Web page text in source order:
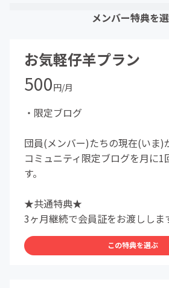
メンバー特典を
お気軽仔羊プラン
500円/月
・限定ブログ
団員(メンバー)たちの現在(いま)
コミュニティ限定ブログを月に1
す。
★共通特典★
3ヶ月継続で会員証をお渡ししま
この特典を選ぶ